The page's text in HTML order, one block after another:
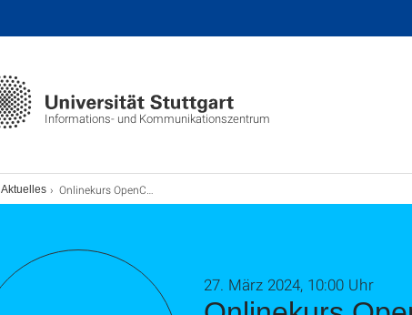
Informations- und Kommunikationszentrum
Aktuelles Onlinekurs OpenCms Teil 3 (News, Mitarbeiter, usw. )
27. März 2024, 10:00 Uhr